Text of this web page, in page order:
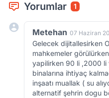
Yorumlar 1
Metehan 07 Haziran
Gelecek dijitallesirken
mahkemeler
yapilirken 90 li ,2000 li
binalarına ihtiyaç
inşaatı muallak ( su
alternatif şehrin dogu